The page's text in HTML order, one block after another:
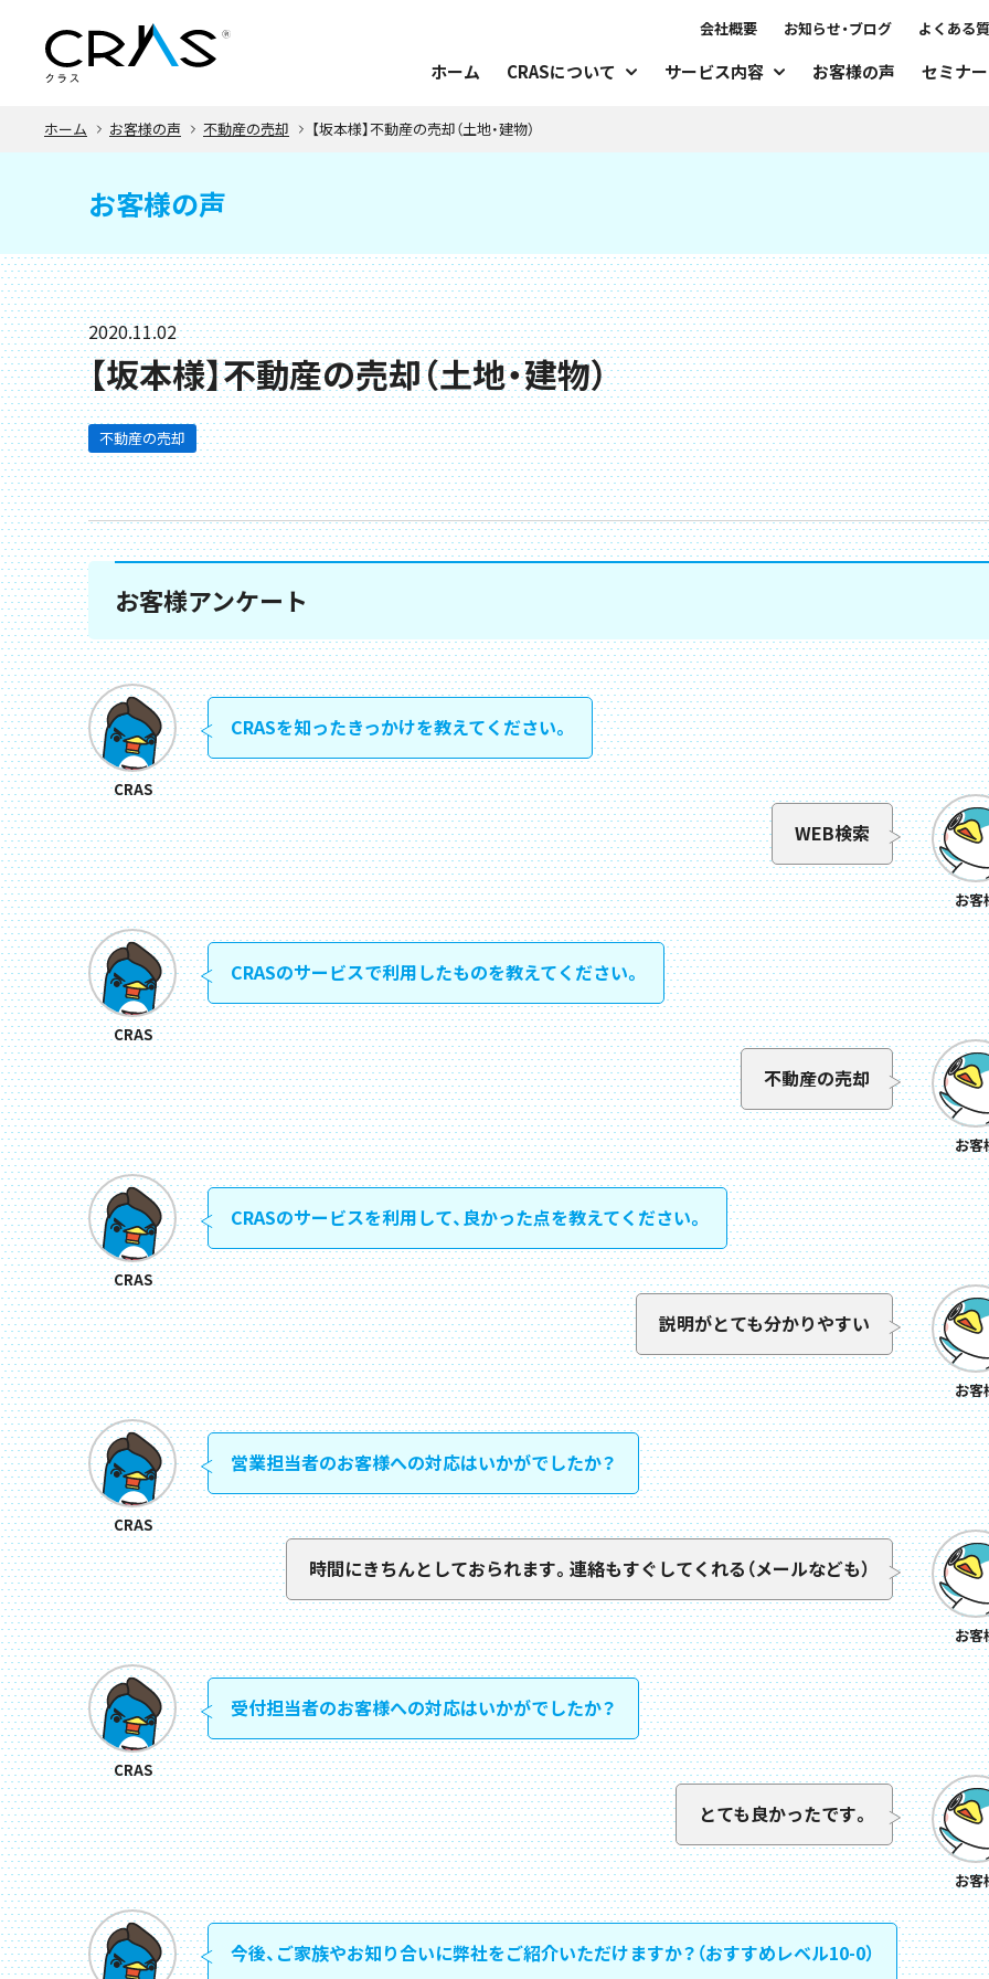
会社概要 お知らせ・ブログ よくある
ホーム CRASについて サービス内容 お客様の声 セミナ
ホーム お客様の声 不動産の売却 【坂本様】不動産の売却（土地・建物）
お客様の声
2020.11.02
【坂本様】不動産の売却（土地・建物）
不動産の売却
お客様アンケート
CRAS
CRASを知ったきっかけを教えてください。
お客
WEB検索
CRAS
CRASのサービスで利用したものを教えてください。
お客
不動産の売却
CRAS
CRASのサービスを利用して、良かった点を教えてください。
お客
説明がとても分かりやすい
CRAS
営業担当者のお客様への対応はいかがでしたか？
お客
時間にきちんとしておられます。連絡もすぐしてくれる（メールなども）
CRAS
受付担当者のお客様への対応はいかがでしたか？
お客
とても良かったです。
今後、ご家族やお知り合いに弊社をご紹介いただけますか？（おすすめレベル10-0）